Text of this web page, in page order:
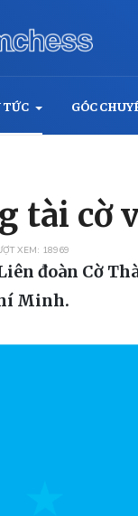
GÓC
tài cờ
XEM: 18969
đoàn Cờ
Minh.